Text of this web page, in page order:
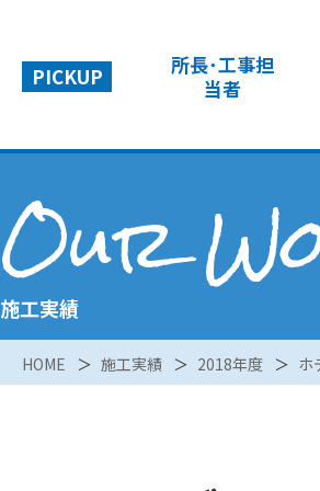
PICKUP
所長･工事担
当者
Our
施工実績
HOME 施工実績 2018年度 ホ